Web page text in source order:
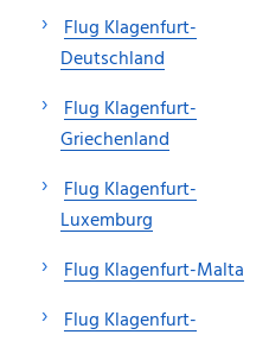
Flug Klagenfurt-
Deutschland
Flug Klagenfurt-
Griechenland
Flug Klagenfurt-
Luxemburg
Flug Klagenfurt-Malta
Flug Klagenfurt-